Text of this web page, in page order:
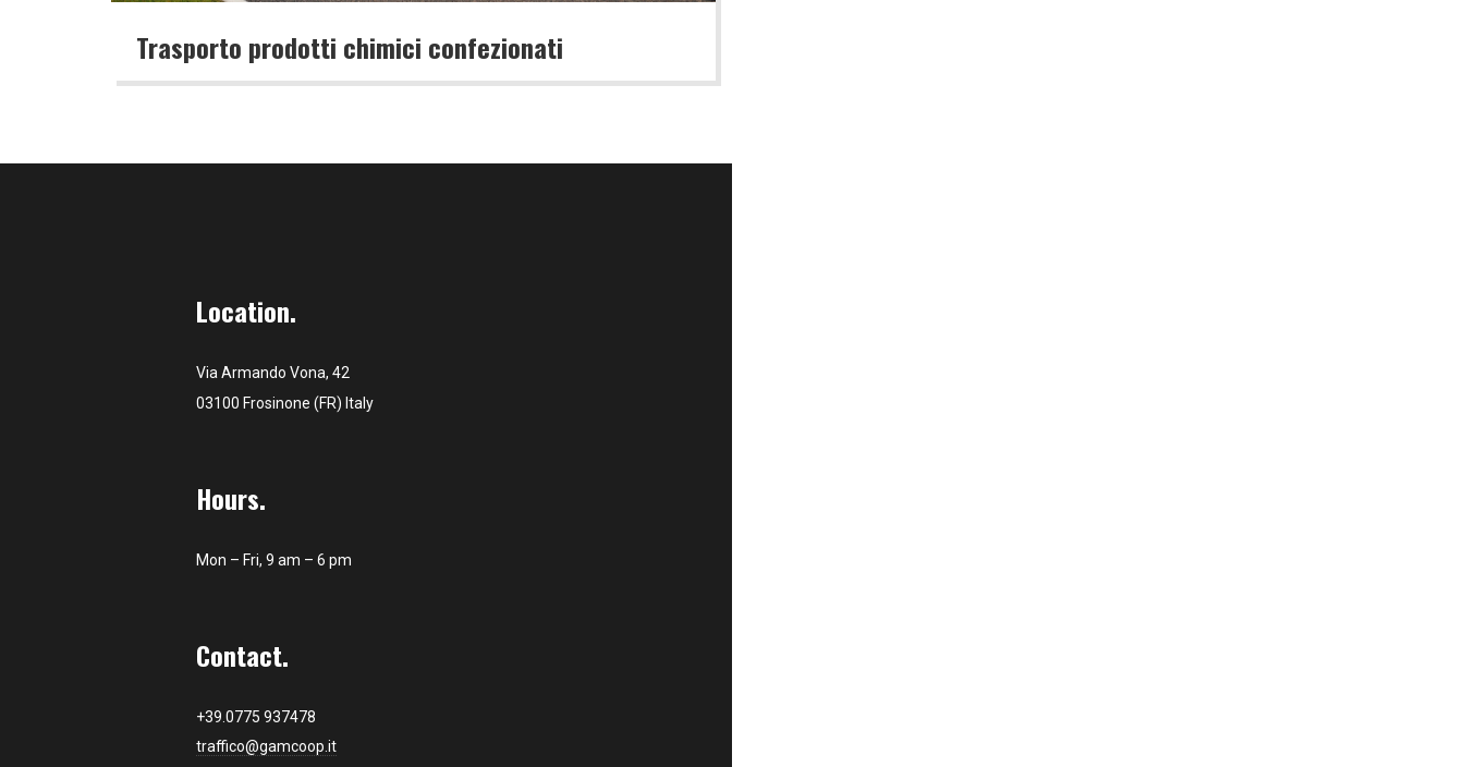
Trasporto prodotti chimici confezionati
Location.
Via Armando Vona, 42
03100 Frosinone (FR) Italy
Hours.
Mon – Fri, 9 am – 6 pm
Contact.
+39.0775 937478
traffico@gamcoop.it